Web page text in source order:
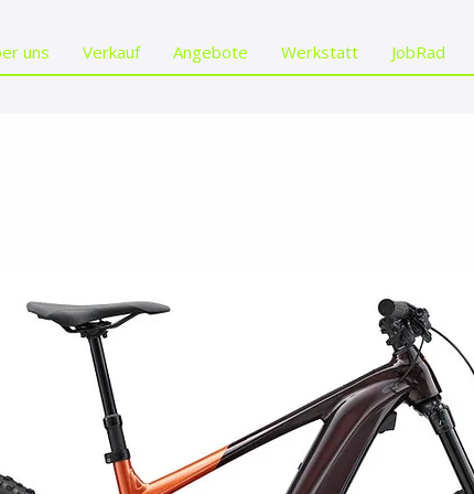
uns Verkauf Angebote Werkstatt JobRad